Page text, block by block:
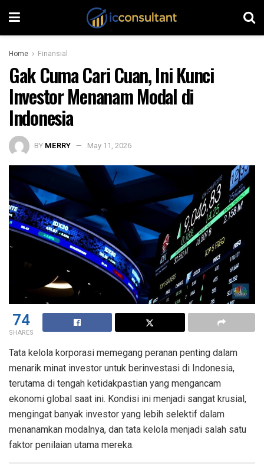
Home Finansial
Gak Cuma Cari Cuan, Ini Kunci
Investor Menanam Modal di
Indonesia
BY MERRY May 11, 2026
74
SHARES
Tata kelola korporasi memegang peranan penting dalam
menarik minat investor untuk berinvestasi di Indonesia,
terutama di tengah ketidakpastian yang mengancam
ekonomi global saat ini. Kondisi ini menjadi sangat krusial,
mengingat banyak investor yang lebih selektif dalam
menanamkan modalnya, dan tata kelola menjadi salah satu
faktor penilaian utama mereka.